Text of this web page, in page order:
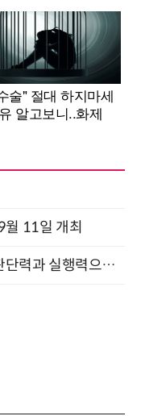
11일 개최
“문서에 묻힌 지식을 꺼내, 회사의 판단력과 실행력으로 바꾸다” (8/20)